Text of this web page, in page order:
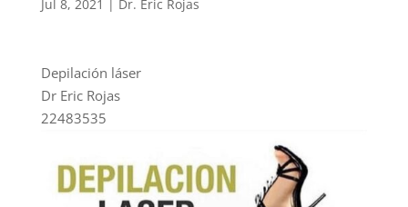
Jul 8, 2021 | Dr. Eric Rojas
Depilación láser
Dr Eric Rojas
22483535